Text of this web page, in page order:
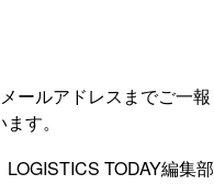
ールアドレスまでご一報
す。
LOGISTICS TODAY編集部